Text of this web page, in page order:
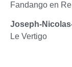
Fandango en
Joseph-
Le Vertigo